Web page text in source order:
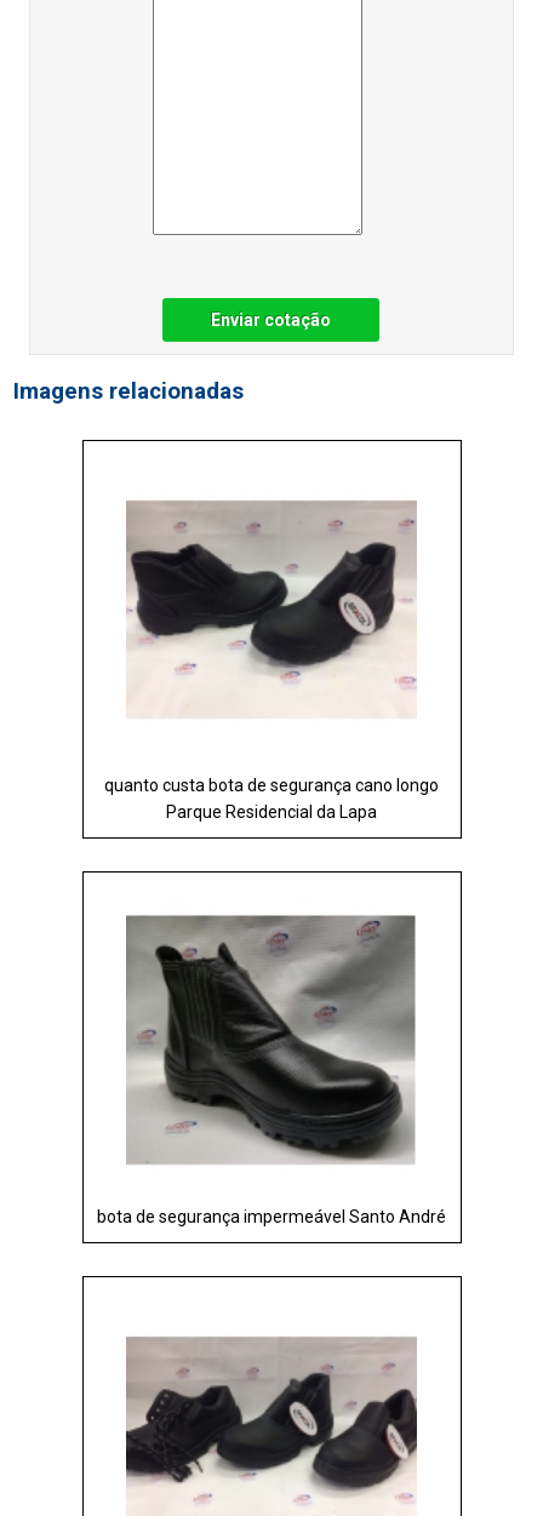
Enviar cotação
Imagens relacionadas
quanto custa bota de segurança cano longo
Parque Residencial da Lapa
bota de segurança impermeável Santo André